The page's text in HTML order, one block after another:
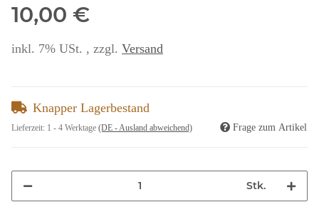
10,00 €
inkl. 7% USt. , zzgl. Versand
Knapper Lagerbestand
Lieferzeit: 1 - 4 Werktage (DE - Ausland abweichend) Frage zum Artikel
Stk.